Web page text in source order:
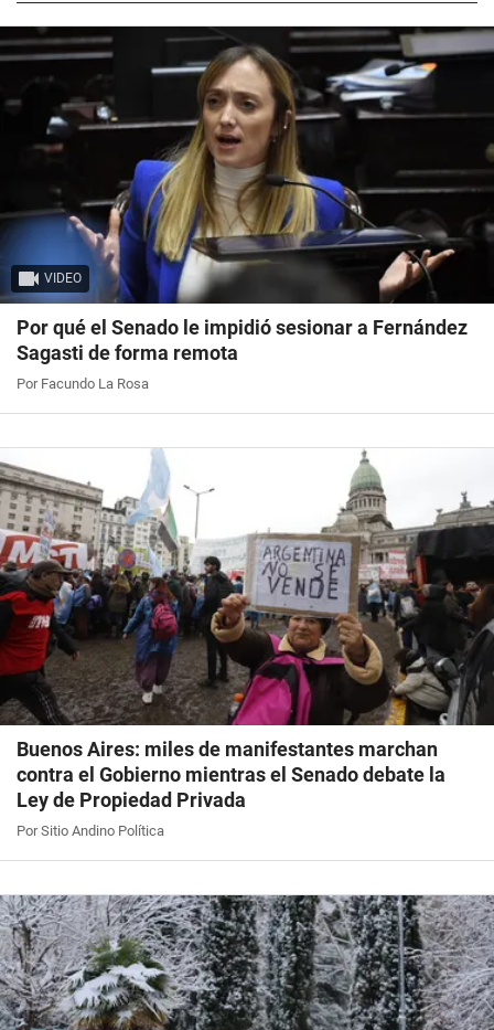
VIDEO
Por qué el Senado le impidió sesionar a Fernández
Sagasti de forma remota
Por Facundo La Rosa
Buenos Aires: miles de manifestantes marchan
contra el Gobierno mientras el Senado debate la
Ley de Propiedad Privada
Por Sitio Andino Política